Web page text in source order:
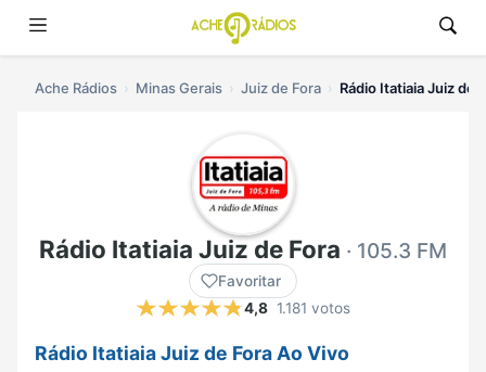
Ache Rádios Minas Gerais Juiz de Fora Rádio Itatiaia Juiz de
Rádio Itatiaia Juiz de Fora · 105.3 FM
Favoritar
4,8 1.181 votos
Rádio Itatiaia Juiz de Fora Ao Vivo